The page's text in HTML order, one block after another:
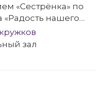
«Сестрёнка» по
«Радость нашего
Галибин
кино)
зал